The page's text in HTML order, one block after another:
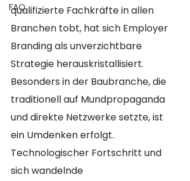
FAQ
qualifizierte Fachkräfte in allen
Branchen tobt, hat sich Employer
Branding als unverzichtbare
Strategie herauskristallisiert.
Besonders in der Baubranche, die
traditionell auf Mundpropaganda
und direkte Netzwerke setzte, ist
ein Umdenken erfolgt.
Technologischer Fortschritt und
sich wandelnde